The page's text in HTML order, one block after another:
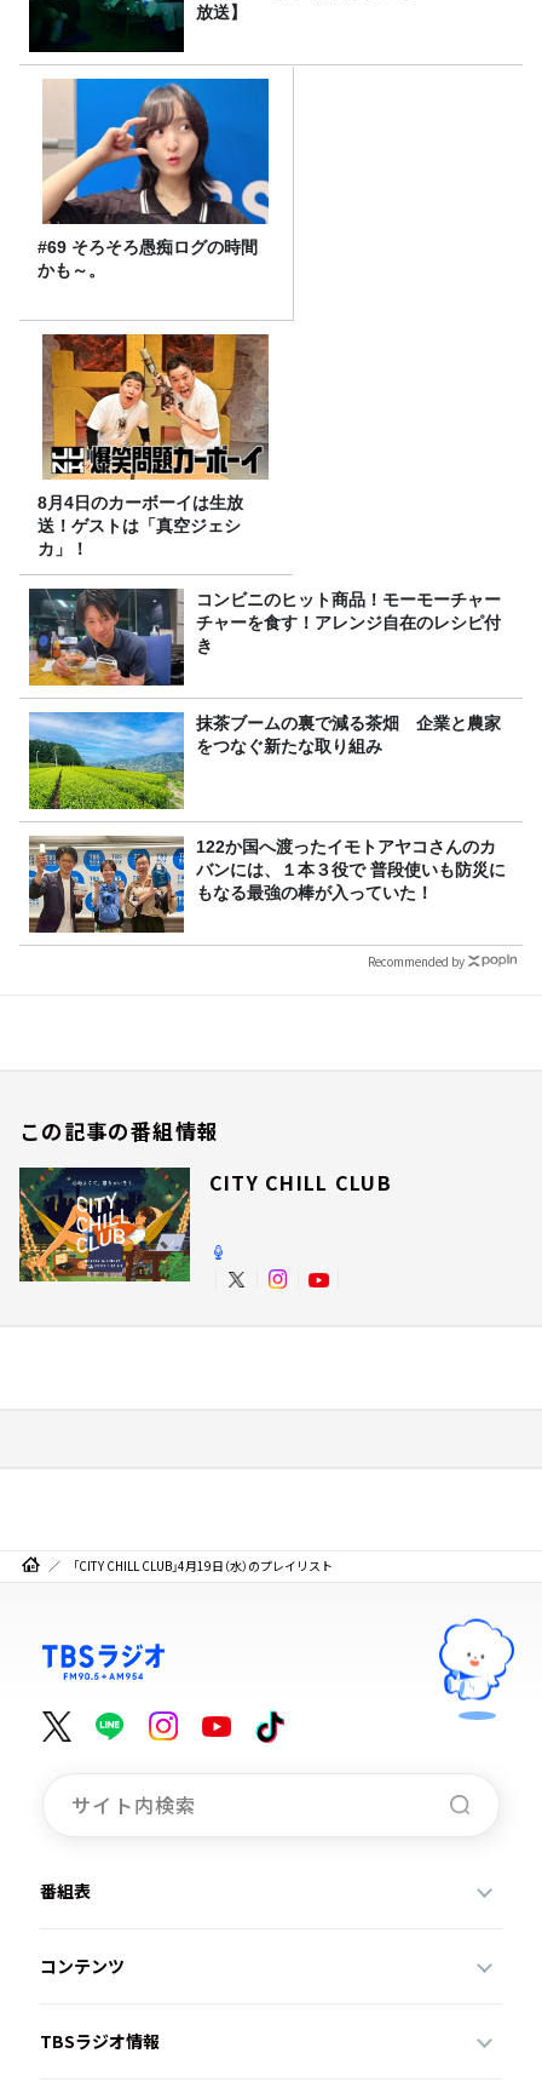
放送】
#69 そろそろ愚痴ログの時間
かも～。
8月4日のカーボーイは生放
送！ゲストは「真空ジェシ
カ」！
コンビニのヒット商品！モーモーチャー
チャーを食す！アレンジ自在のレシピ付
き
抹茶ブームの裏で減る茶畑 企業と農家
をつなぐ新たな取り組み
122か国へ渡ったイモトアヤコさんのカ
バンには、１本３役で 普段使いも防災に
もなる最強の棒が入っていた！
Recommended by
この記事の番組情報
CITY CHILL CLUB
「CITY CHILL CLUB」4月19日（水）のプレイリスト
番組表
コンテンツ
TBSラジオ情報